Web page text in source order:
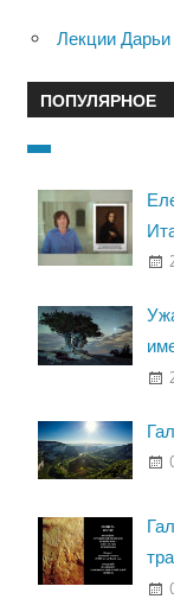
Лекции
ПОПУЛЯРНОЕ